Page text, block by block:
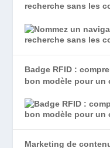
recherche sans les
Badge RFID :
bon modèle pour un
Marketing de